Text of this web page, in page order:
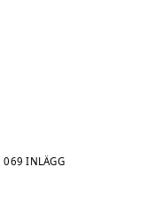
069 INLÄGG